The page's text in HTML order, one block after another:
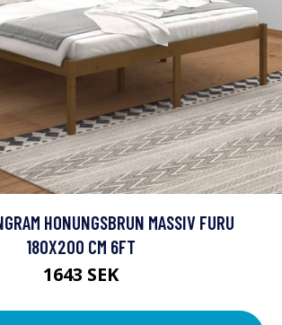
HONUNGSBRUN MASSIV FURU
180X200 CM 6FT
1643 SEK